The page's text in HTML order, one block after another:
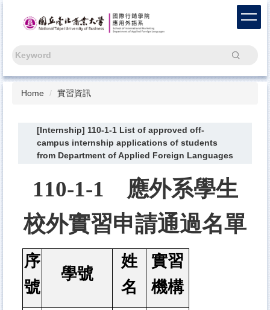
content
Search
Home 實習資訊
[Internship] 110-1-1 List of approved off-
campus internship applications of students
from Department of Applied Foreign Languages
110-1-1 應外系學生
校外實習申請通過名單
序
號
學號
姓
名
實習
機構